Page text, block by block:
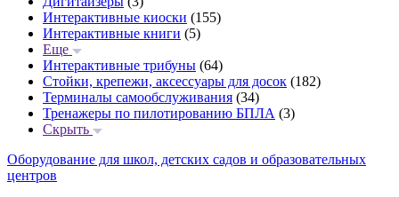
Интерактивные киоски (155)
Интерактивные книги (5)
Еще
Интерактивные трибуны (64)
Стойки, крепежи, аксессуары для досок (182)
Терминалы самообслуживания (34)
Тренажеры по пилотированию БПЛА (3)
Скрыть
Оборудование для школ, детских садов и образовательных
центров